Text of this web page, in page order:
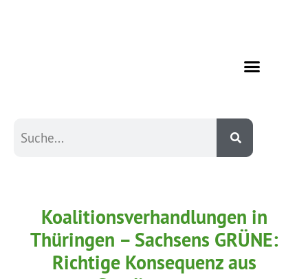
Koalitionsverhandlungen in
Thüringen – Sachsens GRÜNE:
Richtige Konsequenz aus